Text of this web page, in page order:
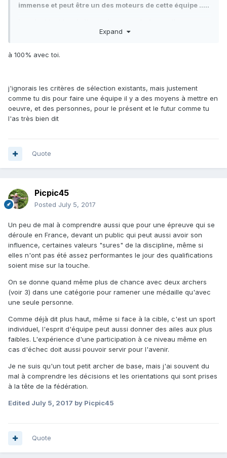
immense et peut être un des moteurs de cette équipe .....
et d'autre nations elles ont bien compris qu'il faut aussi
l'expérience , pour demain .
Expand
à 100% avec toi.
j'ignorais les critères de sélection existants, mais justement
comme tu dis pour faire une équipe il y a des moyens à mettre en
oeuvre, et des personnes, pour le présent et le futur comme tu
l'as très bien dit
Quote
Picpic45
Posted July 5, 2017
Un peu de mal à comprendre aussi que pour une épreuve qui se
déroule en France, devant un public qui peut aussi avoir son
influence, certaines valeurs "sures" de la discipline, même si
elles n'ont pas été assez performantes le jour des qualifications
soient mise sur la touche.
On se donne quand même plus de chance avec deux archers
(voir 3) dans une catégorie pour ramener une médaille qu'avec
une seule personne.
Comme déjà dit plus haut, même si face à la cible, c'est un sport
individuel, l'esprit d'équipe peut aussi donner des ailes aux plus
faibles. L'expérience d'une participation à ce niveau même en
cas d'échec doit aussi pouvoir servir pour l'avenir.
Je ne suis qu'un tout petit archer de base, mais j'ai souvent du
mal à comprendre les décisions et les orientations qui sont prises
à la tête de la fédération.
Edited July 5, 2017 by Picpic45
Quote